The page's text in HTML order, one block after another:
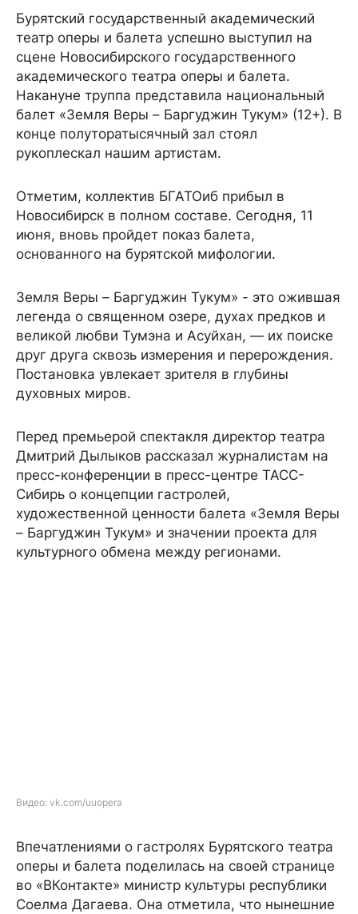
Бурятский государственный академический
театр оперы и балета успешно выступил на
сцене Новосибирского государственного
академического театра оперы и балета.
Накануне труппа представила национальный
балет «Земля Веры – Баргуджин Тукум» (12+). В
конце полуторатысячный зал стоял
рукоплескал нашим артистам.
Отметим, коллектив БГАТОиб прибыл в
Новосибирск в полном составе. Сегодня, 11
июня, вновь пройдет показ балета,
основанного на бурятской мифологии.
Земля Веры – Баргуджин Тукум» - это ожившая
легенда о священном озере, духах предков и
великой любви Тумэна и Асуйхан, — их поиске
друг друга сквозь измерения и перерождения.
Постановка увлекает зрителя в глубины
духовных миров.
Перед премьерой спектакля директор театра
Дмитрий Дылыков рассказал журналистам на
пресс-конференции в пресс-центре ТАСС-
Сибирь о концепции гастролей,
художественной ценности балета «Земля Веры
– Баргуджин Тукум» и значении проекта для
культурного обмена между регионами.
Видео: vk.com/uuopera
Впечатлениями о гастролях Бурятского театра
оперы и балета поделилась на своей странице
во «ВКонтакте» министр культуры республики
Соелма Дагаева. Она отметила, что нынешние